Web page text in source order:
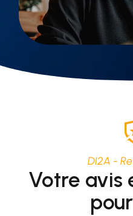
DI2A -
Votre avis